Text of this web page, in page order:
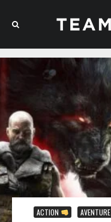
ACTION AVENTURE